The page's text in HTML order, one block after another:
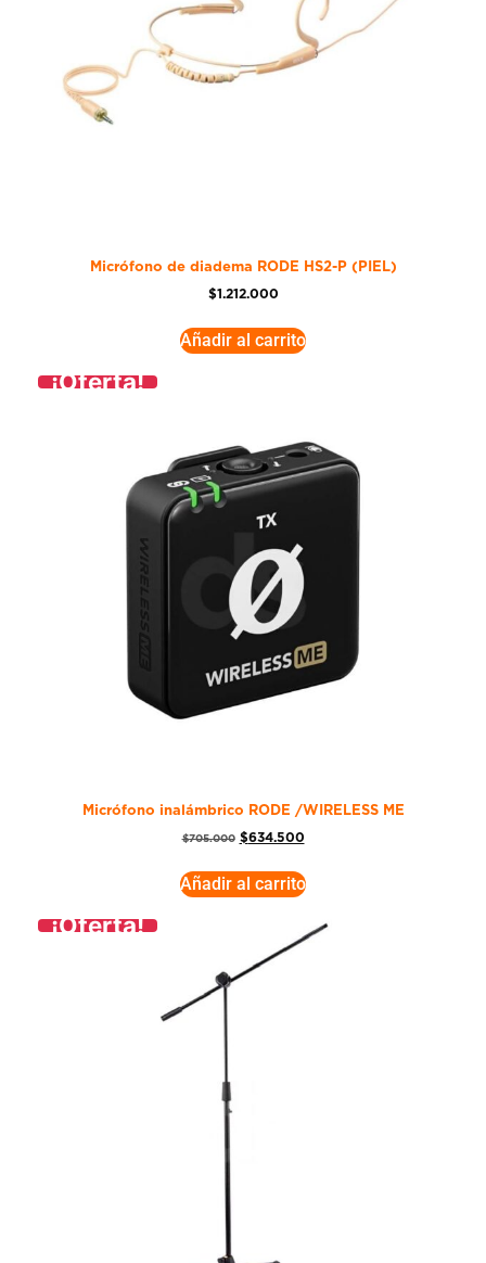
Micrófono de diadema RODE HS2-P (PIEL)
$1.212.000
Añadir al carrito
¡Oferta!
Micrófono inalámbrico RODE /WIRELESS ME
$705.000 $634.500
Añadir al carrito
¡Oferta!